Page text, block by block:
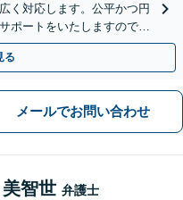
く対応します。公平かつ円
ポートをいたしますので、
日・夜間面談可】
る
メールでお問い合わせ
智世 弁護士